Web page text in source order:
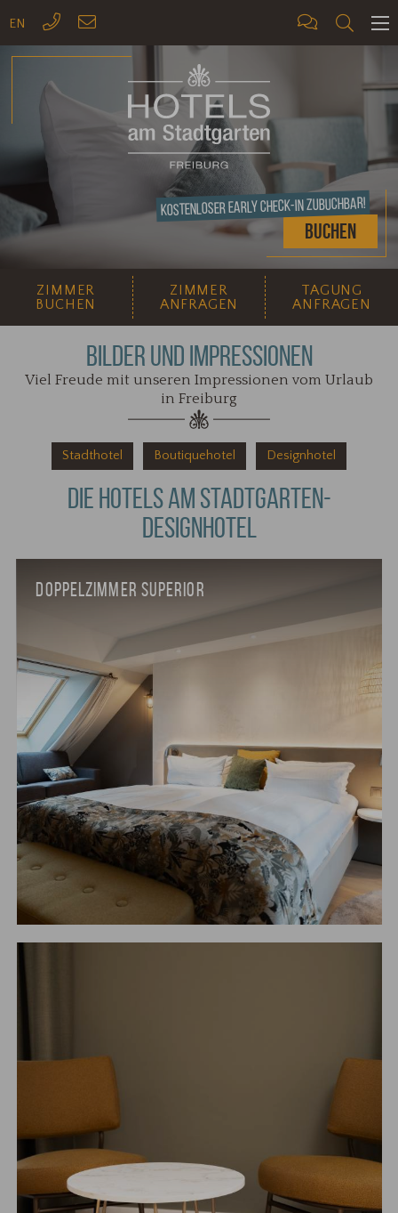
EN
Buchen
Kostenloser Early Check-In zubuchbar!
ZIMMER
BUCHEN
ZIMMER
ANFRAGEN
TAGUNG
ANFRAGEN
BILDER UND IMPRESSIONEN
Viel Freude mit unseren Impressionen vom Urlaub
in Freiburg
Stadthotel Boutiquehotel Designhotel
DIE HOTELS AM STADTGARTEN-
DESIGNHOTEL
DOPPELZIMMER SUPERIOR